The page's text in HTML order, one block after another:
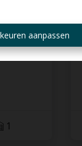
aanpassen
1